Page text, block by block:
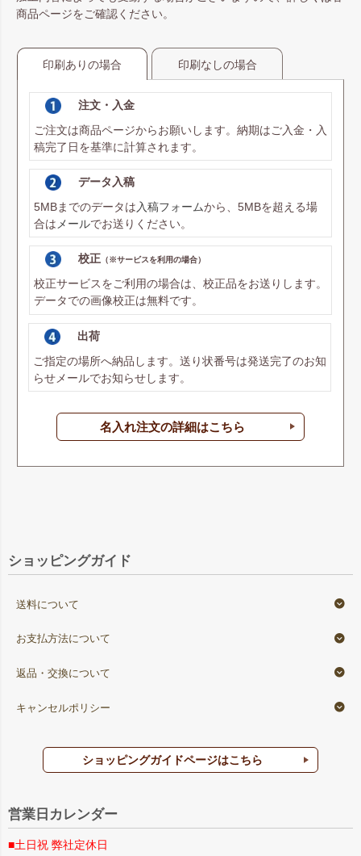
商品ページをご確認ください。
印刷ありの場合 印刷なしの場合
注文・入金
ご注文は商品ページからお願いします。納期はご入金・入
稿完了日を基準に計算されます。
データ入稿
5MBまでのデータは入稿フォームから、5MBを超える場
合はメールでお送りください。
校正（※サービスを利用の場合）
校正サービスをご利用の場合は、校正品をお送りします。
データでの画像校正は無料です。
出荷
ご指定の場所へ納品します。送り状番号は発送完了のお知
らせメールでお知らせします。
名入れ注文の詳細はこちら
ショッピングガイド
送料について
お支払方法について
返品・交換について
キャンセルポリシー
ショッピングガイドページはこちら
営業日カレンダー
■土日祝 弊社定休日